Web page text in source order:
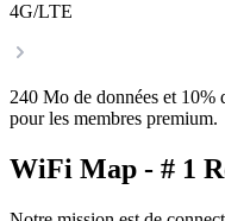
4G/LTE
240 Mo de données et 10%
pour les membres premium.
WiFi Map - # 1